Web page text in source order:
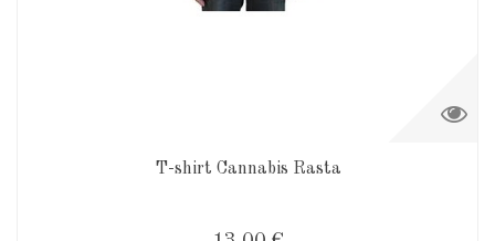
T-shirt Cannabis Rasta